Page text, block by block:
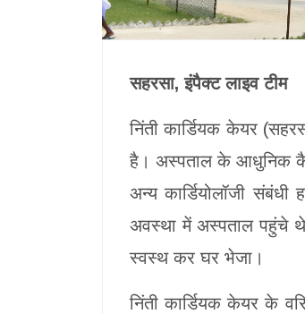
सहरसा, इंपैक्ट लाइव टीम
निंती कार्डियक केयर
है। अस्पताल के आधुनिक कैथ
अन्य कार्डियोलॉजी
अवस्था में अस्पताल पहुंचे
स्वस्थ कर घर भेजा।
निंती कार्डियक केयर के